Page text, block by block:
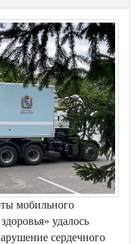
мобильного
удалось
сердечного